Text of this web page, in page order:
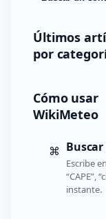
Últimos
por
Cómo usar
WikiMeteo
⌘
Escribe
“CAPE”,
instante.